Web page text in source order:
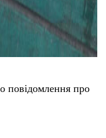
про